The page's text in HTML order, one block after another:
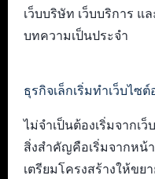
เว็บบริษัท เว็บบริการ แ
บทความเป็นประจำ
ธุรกิจเล็กเริ่มทำเว็บไซ
ไม่จำเป็นต้องเริ่มจาก
สิ่งสำคัญคือเริ่มจากหน้
เตรียมโครงสร้างให้ขย